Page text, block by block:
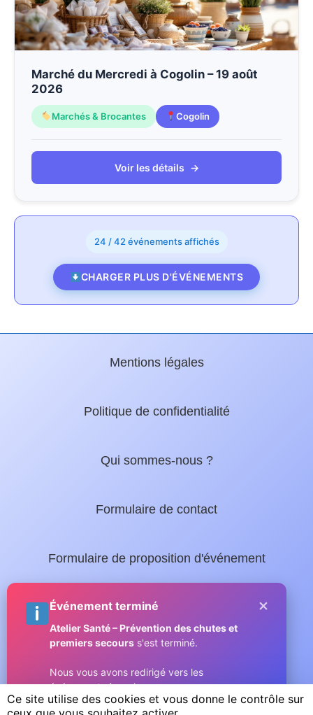
Ce site utilise des cookies et vous donne le contrôle sur
Marché du Mercredi à Cogolin – 19 août
2026
Marchés & Brocantes Cogolin
Voir les détails →
24 / 42 événements affichés
CHARGER PLUS D'ÉVÉNEMENTS
Mentions légales
Politique de confidentialité
Qui sommes-nous ?
Formulaire de contact
Formulaire de proposition d'événement
Nos guides locaux :
Guide complet de Sainte-Maxime
Micromax.tv - La web TV du Golfe
Événement terminé
Atelier Santé – Prévention des chutes et
premiers secours s'est terminé.
Nous vous avons redirigé vers les
événements à venir.
Compris
×